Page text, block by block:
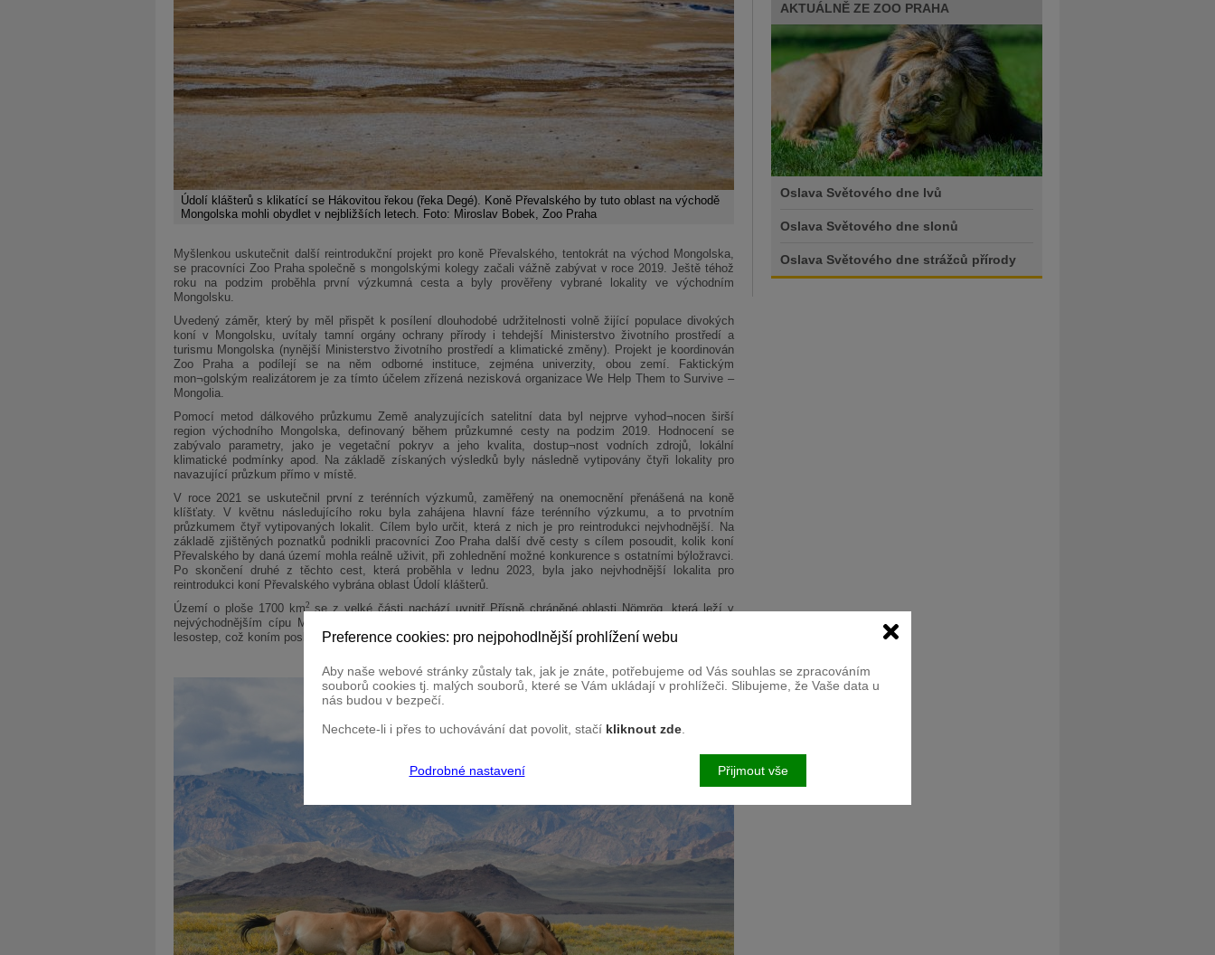
Údolí klášterů s klikatící se Hákovitou řekou (řeka Degé). Koně Převalského by tuto oblast na východě
Mongolska mohli obydlet v nejbližších letech. Foto: Miroslav Bobek, Zoo Praha
Myšlenkou uskutečnit další reintrodukční projekt pro koně Převalského, tentokrát na východ Mongolska,
se pracovníci Zoo Praha společně s mongolskými kolegy začali vážně zabývat v roce 2019. Ještě téhož
roku na podzim proběhla první výzkumná cesta a byly prověřeny vybrané lokality ve východním
Mongolsku.
Uvedený záměr, který by měl přispět k posílení dlouhodobé udržitelnosti volně žijící populace divokých
koní v Mongolsku, uvítaly tamní orgány ochrany přírody i tehdejší Ministerstvo životního prostředí a
turismu Mongolska (nynější Ministerstvo životního prostředí a klimatické změny). Projekt je koordinován
Zoo Praha a podílejí se na něm odborné instituce, zejména univerzity, obou zemí. Faktickým
mon¬golským realizátorem je za tímto účelem zřízená nezisková organizace We Help Them to Survive –
Mongolia.
Pomocí metod dálkového průzkumu Země analyzujících satelitní data byl nejprve vyhod¬nocen širší
region východního Mongolska, definovaný během průzkumné cesty na podzim 2019. Hodnocení se
zabývalo parametry, jako je vegetační pokryv a jeho kvalita, dostup¬nost vodních zdrojů, lokální
klimatické podmínky apod. Na základě získaných výsledků byly následně vytipovány čtyři lokality pro
navazující průzkum přímo v místě.
V roce 2021 se uskutečnil první z terénních výzkumů, zaměřený na onemocnění přenášená na koně
klíšťaty. V květnu následujícího roku byla zahájena hlavní fáze terénního výzkumu, a to prvotním
průzkumem čtyř vytipovaných lokalit. Cílem bylo určit, která z nich je pro reintrodukci nejvhodnější. Na
základě zjištěných poznatků podnikli pracovníci Zoo Praha další dvě cesty s cílem posoudit, kolik koní
Převalského by daná území mohla reálně uživit, při zohlednění možné konkurence s ostatními býložravci.
Po skončení druhé z těchto cest, která proběhla v lednu 2023, byla jako nejvhodnější lokalita pro
reintrodukci koní Převalského vybrána oblast Údolí klášterů.
Území o ploše 1700 km2se z velké části nachází uvnitř Přísně chráněné oblasti Nömrög, která leží v
nejvýchodnějším cípu Mongolska. Stepi jsou zde úživnější než na západě Mongolska a přecházejí v
lesostep, což koním poskytne více útočišť před nepřízní počasí..
AKTUÁLNĚ ZE ZOO PRAHA
Oslava Světového dne lvů
Oslava Světového dne slonů
Oslava Světového dne strážců přírody
Preference cookies: pro nejpohodlnější prohlížení webu
Aby naše webové stránky zůstaly tak, jak je znáte, potřebujeme od Vás souhlas se zpracováním
souborů cookies tj. malých souborů, které se Vám ukládají v prohlížeči. Slibujeme, že Vaše data u
nás budou v bezpečí.
Nechcete-li i přes to uchovávání dat povolit, stačí kliknout zde
Podrobné nastavení Přijmout vše